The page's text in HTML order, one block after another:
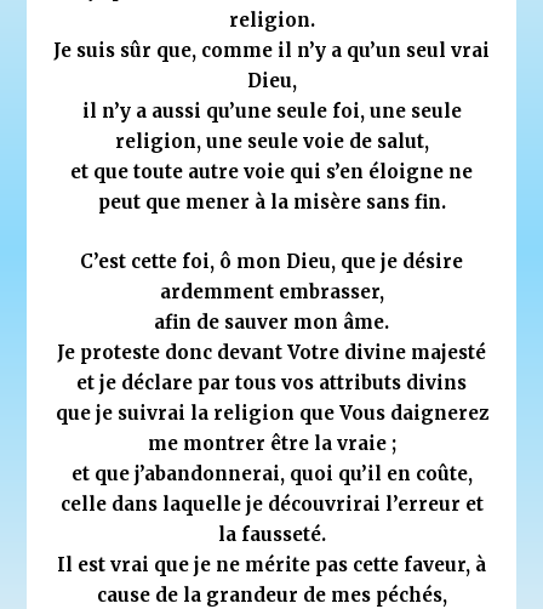
religion.
Je suis sûr que, comme il n’y a qu’un seul vrai
Dieu,
il n’y a aussi qu’une seule foi, une seule
religion, une seule voie de salut,
et que toute autre voie qui s’en éloigne ne
peut que mener à la misère sans fin.
C’est cette foi, ô mon Dieu, que je désire
ardemment embrasser,
afin de sauver mon âme.
Je proteste donc devant Votre divine majesté
et je déclare par tous vos attributs divins
que je suivrai la religion que Vous daignerez
me montrer être la vraie ;
et que j’abandonnerai, quoi qu’il en coûte,
celle dans laquelle je découvrirai l’erreur et
la fausseté.
Il est vrai que je ne mérite pas cette faveur, à
cause de la grandeur de mes péchés,